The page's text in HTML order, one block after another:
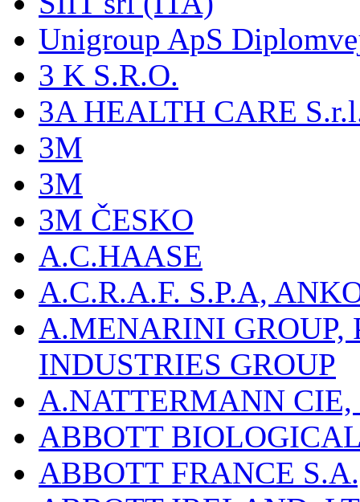
Unigroup ApS
3 K S.R.O.
3A HEALTH CARE
3M
3M
3M ČESKO
A.C.HAASE
A.C.R.A.F. S.P.A,
A.MENARINI
INDUSTRIES GROUP
A.NATTERMANN
ABBOTT
ABBOTT FRANCE